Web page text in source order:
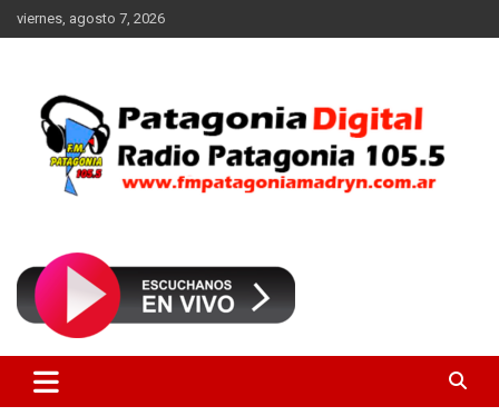
Saltar
al
viernes, agosto 7, 2026
FM Patagonia Madryn